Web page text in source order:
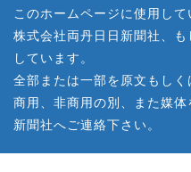
このホームページに使用し
株式会社両丹日日新聞社、
しています。
全部または一部を原文もしく
商用、非商用の別、また媒
新聞社へご連絡下さい。